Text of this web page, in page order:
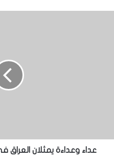
عداء وعداءة يمثلان العراق